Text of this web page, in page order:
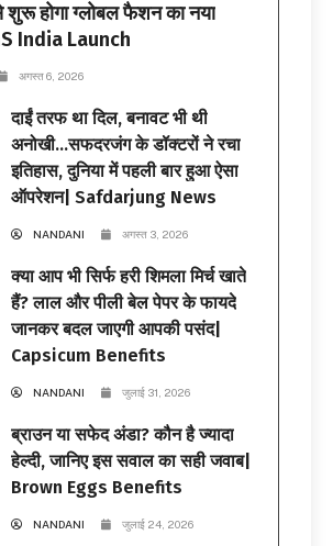
शुरू होगा ग्लोबल फैशन का नया
India Launch
अगस्त 6, 2026
दाईं तरफ था दिल, बनावट भी थी
अनोखी…सफदरजंग के डॉक्टरों ने रचा
इतिहास, दुनिया में पहली बार हुआ ऐसा
ऑपरेशन| Safdarjung News
NANDANI अगस्त 3, 2026
क्या आप भी सिर्फ हरी शिमला मिर्च खाते
हैं? लाल और पीली बेल पेपर के फायदे
जानकर बदल जाएगी आपकी पसंद|
Capsicum Benefits
NANDANI जुलाई 31, 2026
ब्राउन या सफेद अंडा? कौन है ज्यादा
हेल्दी, जानिए इस सवाल का सही जवाब|
Brown Eggs Benefits
NANDANI जुलाई 24, 2026